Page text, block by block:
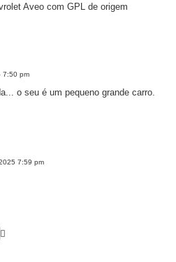
Aveo com GPL de origem
7:50 pm
o seu é um pequeno grande carro.
7:59 pm